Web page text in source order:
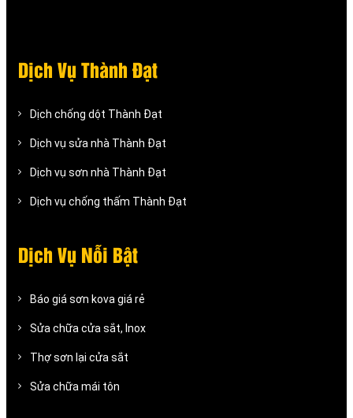
Dịch Vụ Thành Đạt
Dịch chống dột Thành Đạt
Dịch vụ sửa nhà Thành Đạt
Dịch vụ sơn nhà Thành Đạt
Dịch vụ chống thấm Thành Đạt
Dịch Vụ Nỗi Bật
Báo giá sơn kova giá rẻ
Sửa chữa cửa sắt, Inox
Thợ sơn lại cửa sắt
Sửa chữa mái tôn